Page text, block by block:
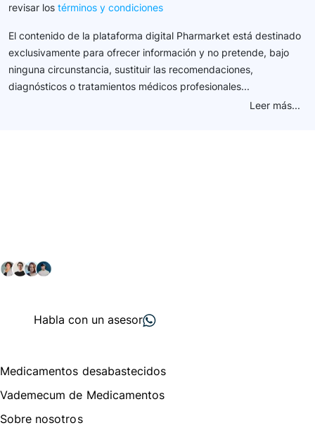
revisar los términos y condiciones
El contenido de la plataforma digital Pharmarket está destinado
exclusivamente para ofrecer información y no pretende, bajo
ninguna circunstancia, sustituir las recomendaciones,
diagnósticos o tratamientos médicos profesionales...
Leer más...
Habla con un asesor
Medicamentos desabastecidos
Vademecum de Medicamentos
Sobre nosotros